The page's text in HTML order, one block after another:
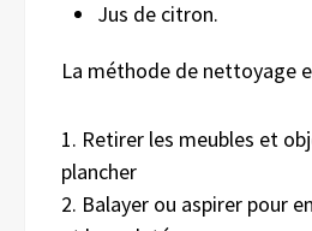
Jus de citron.
La méthode de nettoyage
1. Retirer les meubles et
plancher
2. Balayer ou aspirer pour